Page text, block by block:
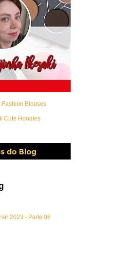
2023 - Parte 08